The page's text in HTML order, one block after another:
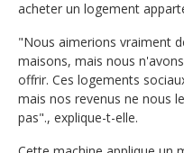
acheter un logement
"Nous aimerions vraiment
maisons, mais nous
offrir. Ces logements
mais nos revenus ne nous
pas"., explique-t-elle.